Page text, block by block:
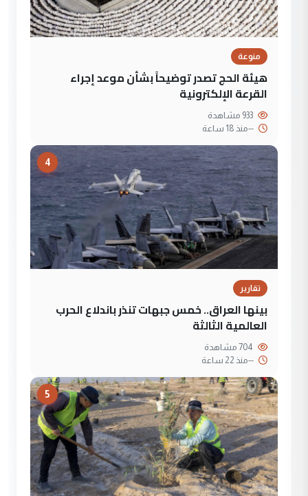
منوعة
هيئة الحج تصدر توضيحاً بشأن موعد إجراء
القرعة الإلكترونية
--منذ 18 ساعة
4
تقارير
بينها العراق.. خمس جبهات تنذر باندلاع الحرب
العالمية الثالثة
--منذ 22 ساعة
5